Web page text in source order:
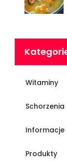
Witaminy
Schorzenia
Informacje
Produkty